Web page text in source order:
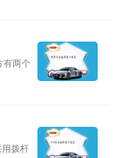
有两个
用拨杆